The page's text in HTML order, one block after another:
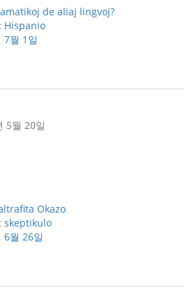
de aliaj lingvoj?
Hispanio
7월 1일
5월 20일
Okazo
skeptikulo
6월 26일